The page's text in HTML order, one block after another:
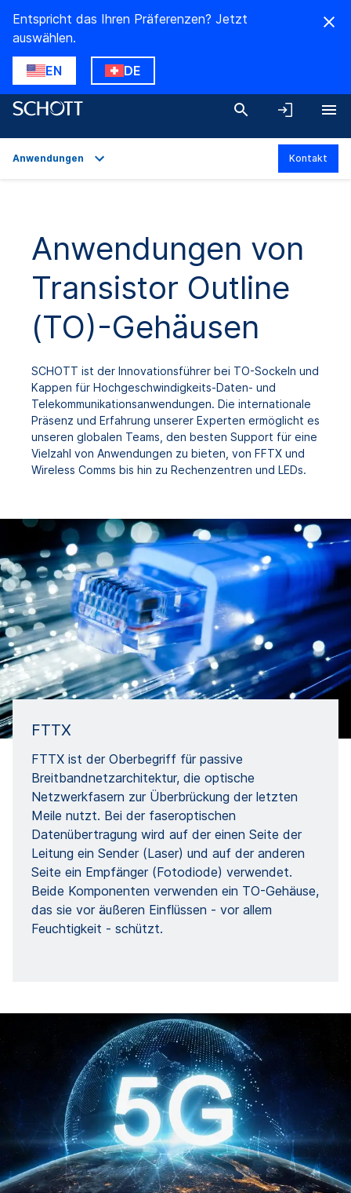
Entspricht das Ihren Präferenzen? Jetzt
auswählen.
EN DE
Technische Daten
Produktvarianten
Downloads
Anwendungen Kontakt
Anwendungen von
Transistor Outline
(TO)-Gehäusen
SCHOTT ist der Innovationsführer bei TO-Sockeln und
Kappen für Hochgeschwindigkeits-Daten- und
Telekommunikationsanwendungen. Die internationale
Präsenz und Erfahrung unserer Experten ermöglicht es
unseren globalen Teams, den besten Support für eine
Vielzahl von Anwendungen zu bieten, von FFTX und
Wireless Comms bis hin zu Rechenzentren und LEDs.
FTTX
FTTX ist der Oberbegriff für passive
Breitbandnetzarchitektur, die optische
Netzwerkfasern zur Überbrückung der letzten
Meile nutzt. Bei der faseroptischen
Datenübertragung wird auf der einen Seite der
Leitung ein Sender (Laser) und auf der anderen
Seite ein Empfänger (Fotodiode) verwendet.
Beide Komponenten verwenden ein TO-Gehäuse,
das sie vor äußeren Einflüssen - vor allem
Feuchtigkeit - schützt.